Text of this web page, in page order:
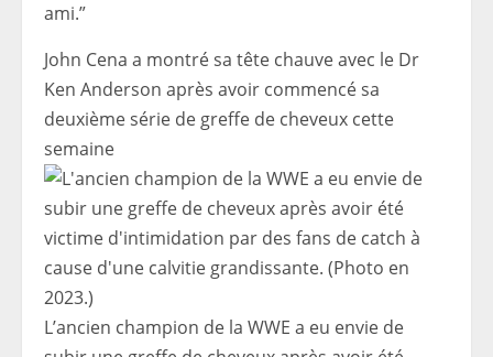
ami.”
John Cena a montré sa tête chauve avec le Dr
Ken Anderson après avoir commencé sa
deuxième série de greffe de cheveux cette
semaine
L’ancien champion de la WWE a eu envie de